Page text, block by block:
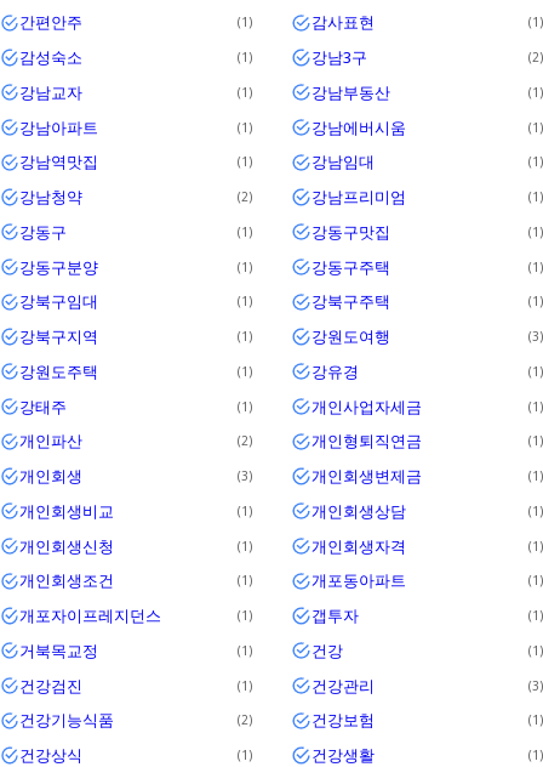
간편안주 1 감사표현 1
감성숙소 1 강남3구 2
강남교자 1 강남부동산 1
강남아파트 1 강남에버시움 1
강남역맛집 1 강남임대 1
강남청약 2 강남프리미엄 1
강동구 1 강동구맛집 1
강동구분양 1 강동구주택 1
강북구임대 1 강북구주택 1
강북구지역 1 강원도여행 3
강원도주택 1 강유경 1
강태주 1 개인사업자세금 1
개인파산 2 개인형퇴직연금 1
개인회생 3 개인회생변제금 1
개인회생비교 1 개인회생상담 1
개인회생신청 1 개인회생자격 1
개인회생조건 1 개포동아파트 1
개포자이프레지던스 1 갭투자 1
거북목교정 1 건강 1
건강검진 1 건강관리 3
건강기능식품 2 건강보험 1
건강상식 1 건강생활 1